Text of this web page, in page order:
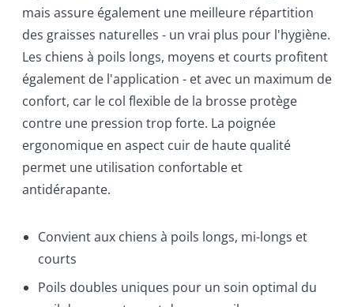
mais assure également une meilleure répartition
des graisses naturelles - un vrai plus pour l'hygiène.
Les chiens à poils longs, moyens et courts profitent
également de l'application - et avec un maximum de
confort, car le col flexible de la brosse protège
contre une pression trop forte. La poignée
ergonomique en aspect cuir de haute qualité
permet une utilisation confortable et
antidérapante.
Convient aux chiens à poils longs, mi-longs et
courts
Poils doubles uniques pour un soin optimal du